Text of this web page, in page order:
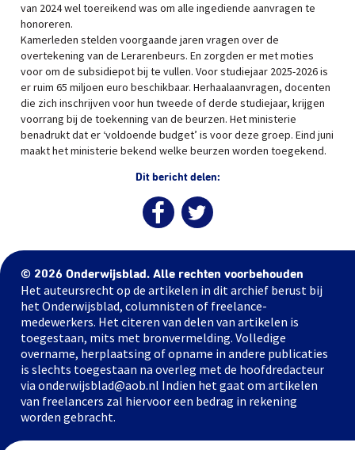
van 2024 wel toereikend was om alle ingediende aanvragen te
honoreren.
Kamerleden stelden voorgaande jaren vragen over de
overtekening van de Lerarenbeurs. En zorgden er met moties
voor om de subsidiepot bij te vullen. Voor studiejaar 2025-2026 is
er ruim 65 miljoen euro beschikbaar. Herhaalaanvragen, docenten
die zich inschrijven voor hun tweede of derde studiejaar, krijgen
voorrang bij de toekenning van de beurzen. Het ministerie
benadrukt dat er ‘voldoende budget’ is voor deze groep. Eind juni
maakt het ministerie bekend welke beurzen worden toegekend.
Dit bericht delen:
© 2026 Onderwijsblad. Alle rechten voorbehouden
Het auteursrecht op de artikelen in dit archief berust bij
het Onderwijsblad, columnisten of freelance-
medewerkers. Het citeren van delen van artikelen is
toegestaan, mits met bronvermelding. Volledige
overname, herplaatsing of opname in andere publicaties
is slechts toegestaan na overleg met de hoofdredacteur
via onderwijsblad@aob.nl Indien het gaat om artikelen
van freelancers zal hiervoor een bedrag in rekening
worden gebracht.